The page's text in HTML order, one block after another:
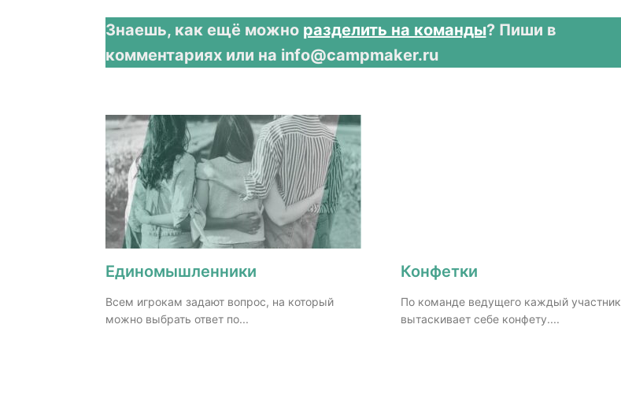
Знаешь, как ещё можно разделить на команды? Пиши в
комментариях или на info@campmaker.ru
Единомышленники
Всем игрокам задают вопрос, на который
можно выбрать ответ по...
Конфетки
По команде ведущего каждый участник
вытаскивает себе конфету....